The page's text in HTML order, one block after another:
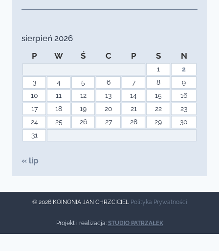
sierpień 2026
P
W Ś C P S N
1
2
3
4 5 6 7 8
9
10
11 12 13 14 15
16
17
18 19 20 21 22
23
24
25 26 27 28 29
30
31
« lip
© 2026 KOINONIA JAN CHRZCICIEL Polityka Prywatności
Projekt i realizacja: STUDIO PATRZAŁEK